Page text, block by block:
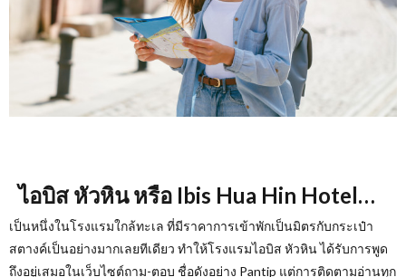
ไอบิส หัวหิน หรือ Ibis Hua Hin Hotel…
เป็นหนึ่งในโรงแรมใกล้ทะเล ที่มีราคาการเข้าพักเป็นมิตรกับกระเป๋า
สตางค์เป็นอย่างมากเลยทีเดียว ทำให้โรงแรมไอบิส หัวหิน ได้รับการพูด
ถึงอยู่เสมอในเว็บไซต์ถาม-ตอบ ชื่อดังอย่าง Pantip แต่การติดตามอ่านทุก